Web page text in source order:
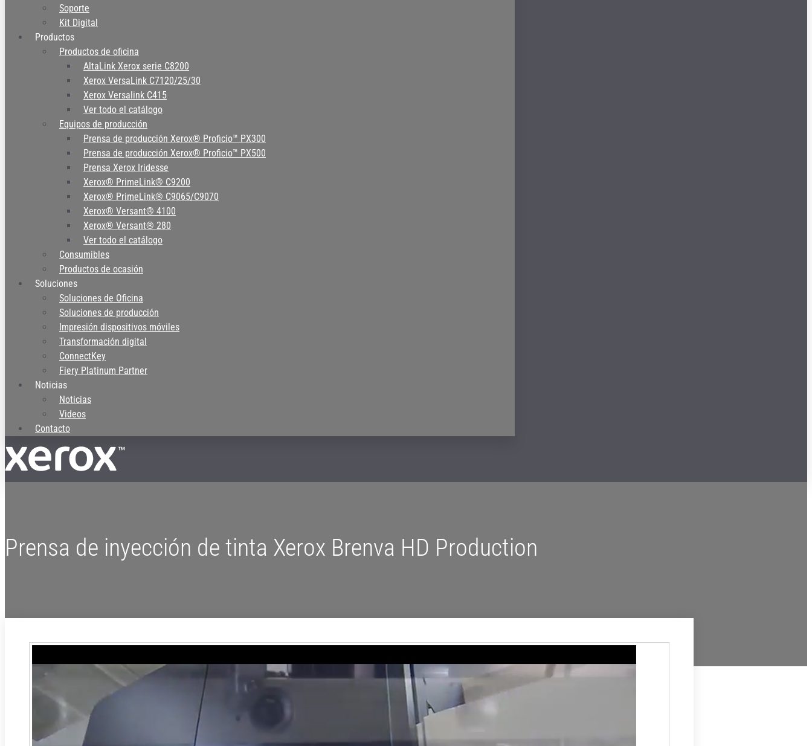
Soporte
Kit Digital
Productos
Productos de oficina
AltaLink Xerox serie C8200
Xerox VersaLink C7120/25/30
Xerox Versalink C415
Ver todo el catálogo
Equipos de producción
Prensa de producción Xerox® Proficio™ PX300
Prensa de producción Xerox® Proficio™ PX500
Prensa Xerox Iridesse
Xerox® PrimeLink® C9200
Xerox® PrimeLink® C9065/C9070
Xerox® Versant® 4100
Xerox® Versant® 280
Ver todo el catálogo
Consumibles
Productos de ocasión
Soluciones
Soluciones de Oficina
Soluciones de producción
Impresión dispositivos móviles
Transformación digital
ConnectKey
Fiery Platinum Partner
Noticias
Noticias
Videos
Contacto
Prensa de inyección de tinta Xerox Brenva HD Production